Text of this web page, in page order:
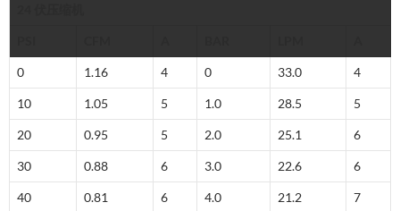
0 1.16 4 0 33.0 4
10 1.05 5 1.0 28.5 5
20 0.95 5 2.0 25.1 6
30 0.88 6 3.0 22.6 6
40 0.81 6 4.0 21.2 7